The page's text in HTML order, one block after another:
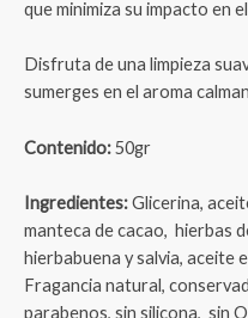
que minimiza su impacto en
Disfruta de una limpieza
sumerges en el aroma
Contenido:50gr
Ingredientes:Glicerina,
manteca de cacao, hierbas
hierbabuena y salvia, aceite
Fragancia natural,
parabenos, sin silicona, sin